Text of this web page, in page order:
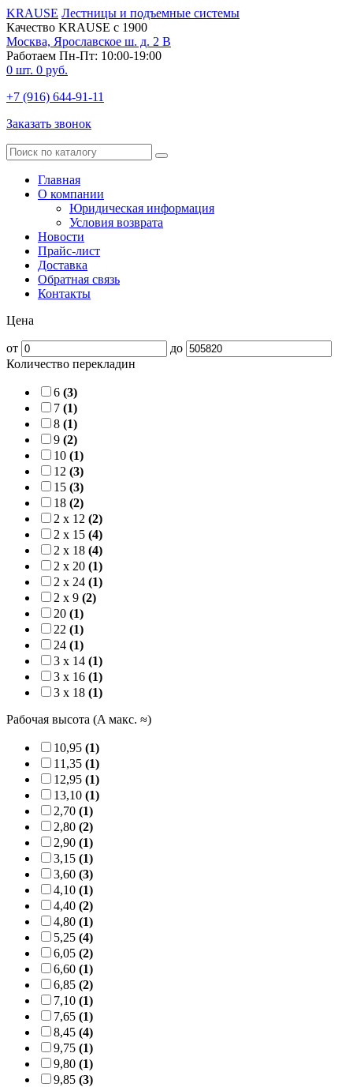
KRAUSE Лестницы и подъемные системы
Качество KRAUSE с 1900
Москва, Ярославское ш. д. 2 В
Работаем Пн-Пт: 10:00-19:00
0 шт. 0 руб.
+7 (916) 644-91-11
Заказать звонок
Главная
О компании
Юридическая информация
Условия возврата
Новости
Прайс-лист
Доставка
Обратная связь
Контакты
Цена
от
до
Количество перекладин
6 (3)
7 (1)
8 (1)
9 (2)
10 (1)
12 (3)
15 (3)
18 (2)
2 x 12 (2)
2 x 15 (4)
2 x 18 (4)
2 x 20 (1)
2 x 24 (1)
2 x 9 (2)
20 (1)
22 (1)
24 (1)
3 x 14 (1)
3 x 16 (1)
3 x 18 (1)
Рабочая высота (A макс. ≈)
10,95 (1)
11,35 (1)
12,95 (1)
13,10 (1)
2,70 (1)
2,80 (2)
2,90 (1)
3,15 (1)
3,60 (3)
4,10 (1)
4,40 (2)
4,80 (1)
5,25 (4)
6,05 (2)
6,60 (1)
6,85 (2)
7,10 (1)
7,65 (1)
8,45 (4)
9,75 (1)
9,80 (1)
9,85 (3)